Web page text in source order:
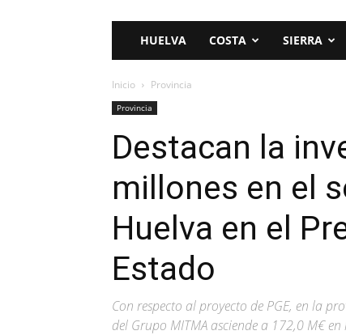
HUELVA COSTA SIERRA
Inicio Provincia
Provincia
Destacan la
millones en el
Huelva en el
Estado
Con respecto al proyecto de PGE, en la
del Grupo MITMA asciende a 172,0 M€